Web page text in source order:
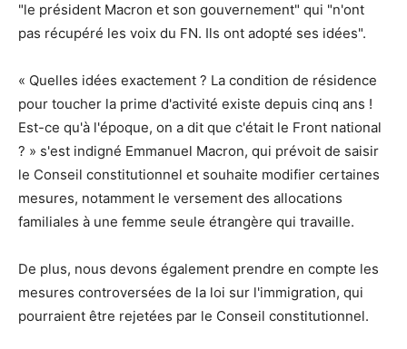
"le président Macron et son gouvernement" qui "n'ont
pas récupéré les voix du FN. Ils ont adopté ses idées".
« Quelles idées exactement ? La condition de résidence
pour toucher la prime d'activité existe depuis cinq ans !
Est-ce qu'à l'époque, on a dit que c'était le Front national
? » s'est indigné Emmanuel Macron, qui prévoit de saisir
le Conseil constitutionnel et souhaite modifier certaines
mesures, notamment le versement des allocations
familiales à une femme seule étrangère qui travaille.
De plus, nous devons également prendre en compte les
mesures controversées de la loi sur l'immigration, qui
pourraient être rejetées par le Conseil constitutionnel.